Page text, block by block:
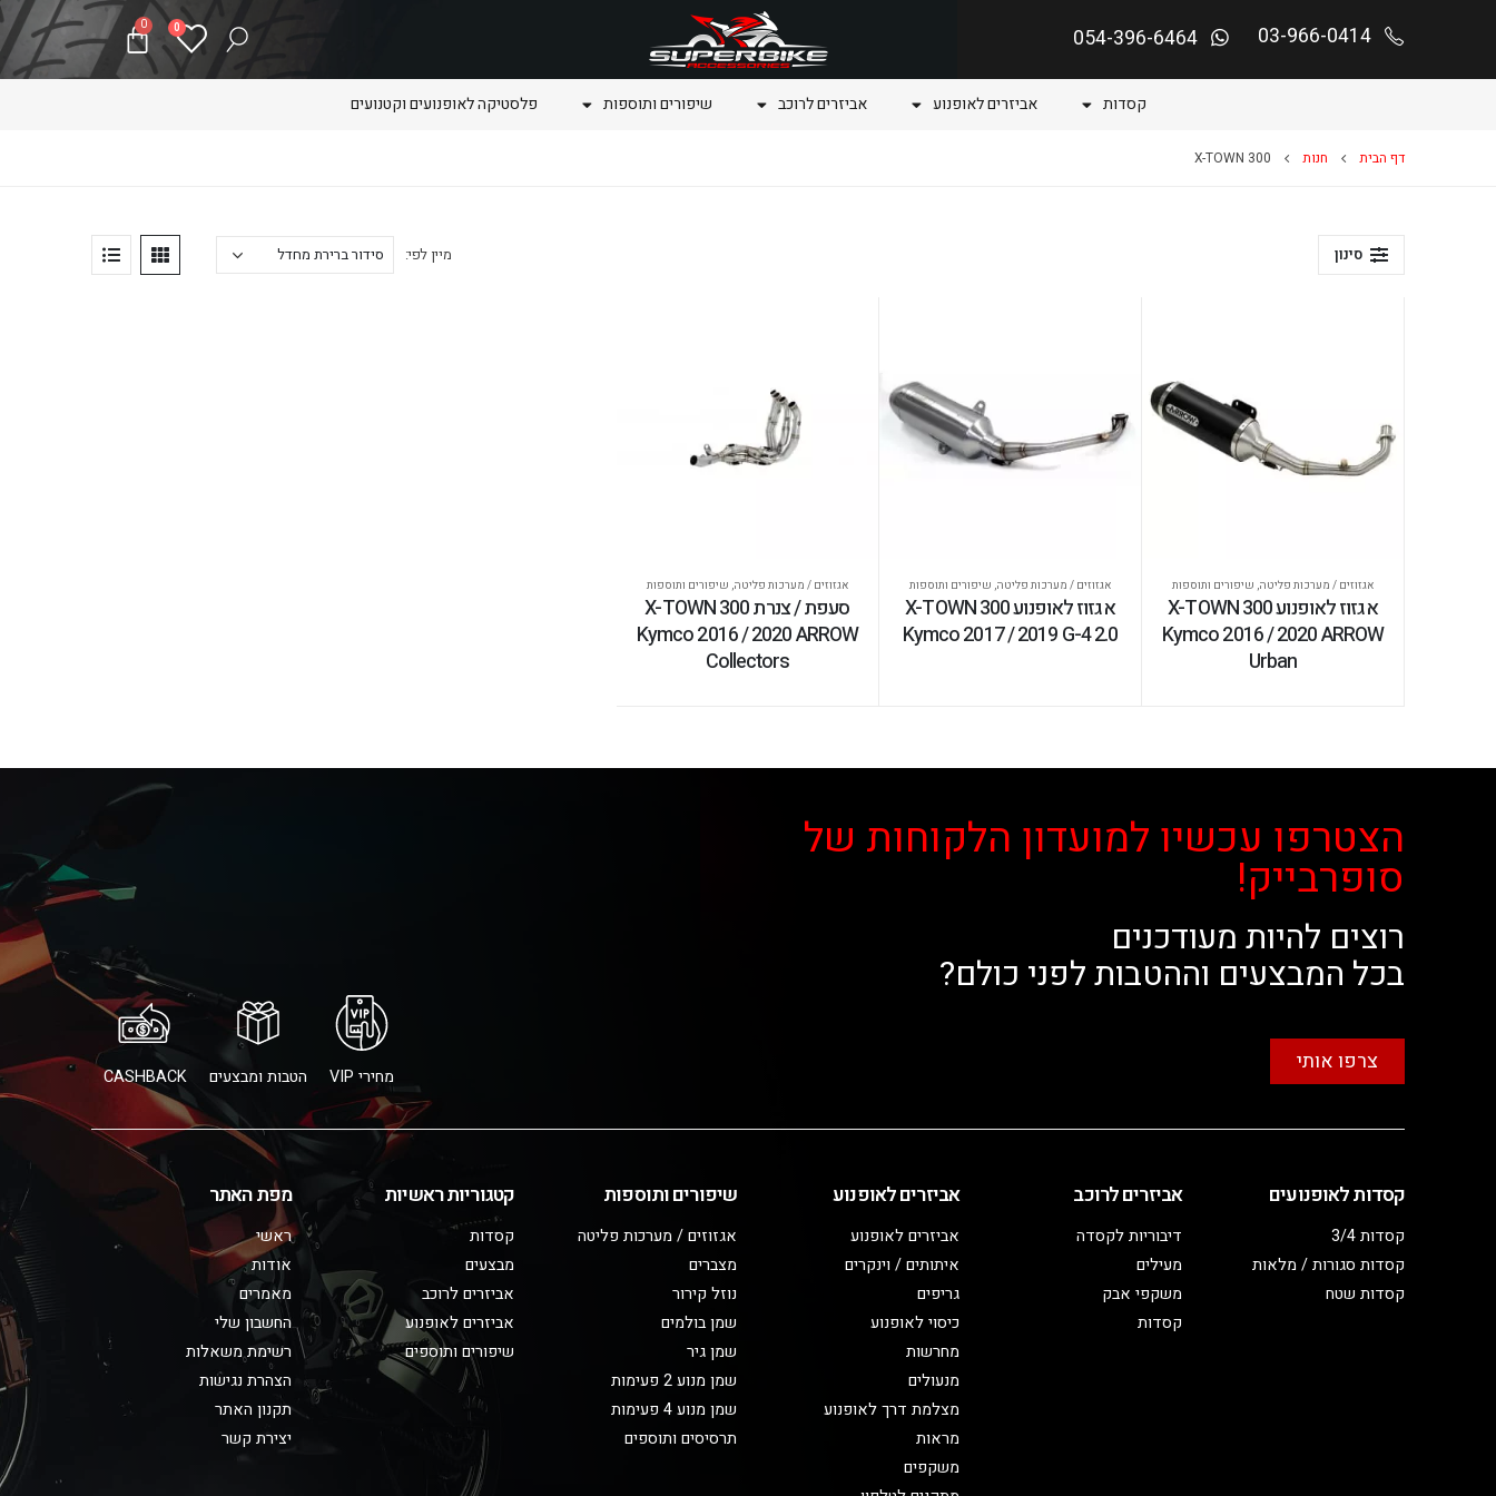
03-966-0414
054-396-6464
0
0
קסדות אביזרים לאופנוע אביזרים לרוכב שיפורים ותוספות פלסטיקה לאופנועים וקטנועים
דף הבית חנות X-TOWN 300
סינון מיין לפי:
אגזוזים / מערכות פליטה, שיפורים ותוספות
אגזוז לאופנוע X-TOWN 300
Kymco 2016 / 2020 ARROW
Urban
אגזוזים / מערכות פליטה, שיפורים ותוספות
אגזוז לאופנוע X-TOWN 300
Kymco 2017 / 2019 G-4 2.0
אגזוזים / מערכות פליטה, שיפורים ותוספות
סעפת / צנרת X-TOWN 300
Kymco 2016 / 2020 ARROW
Collectors
הצטרפו עכשיו למועדון הלקוחות של
סופרבייק!
רוצים להיות מעודכנים
בכל המבצעים וההטבות לפני כולם?
צרפו אותי
מחירי VIP הטבות ומבצעים CASHBACK
קסדות לאופנועים
קסדות 3/4
קסדות סגורות / מלאות
קסדות שטח
אביזרים לרוכב
דיבוריות לקסדה
מעילים
משקפי אבק
קסדות
אביזרים לאופנוע
אביזרים לאופנוע
איתותים / וינקרים
גריפים
כיסוי לאופנוע
מחרשות
מנעולים
מצלמת דרך לאופנוע
מראות
משקפים
שיפורים ותוספות
אגזוזים / מערכות פליטה
מצברים
נוזל קירור
שמן בולמים
שמן גיר
שמן מנוע 2 פעימות
שמן מנוע 4 פעימות
תרסיסים ותוספים
קטגוריות ראשיות
קסדות
מבצעים
אביזרים לרוכב
אביזרים לאופנוע
שיפורים ותוספים
מפת האתר
ראשי
אודות
מאמרים
החשבון שלי
רשימת משאלות
הצהרת נגישות
תקנון האתר
יצירת קשר